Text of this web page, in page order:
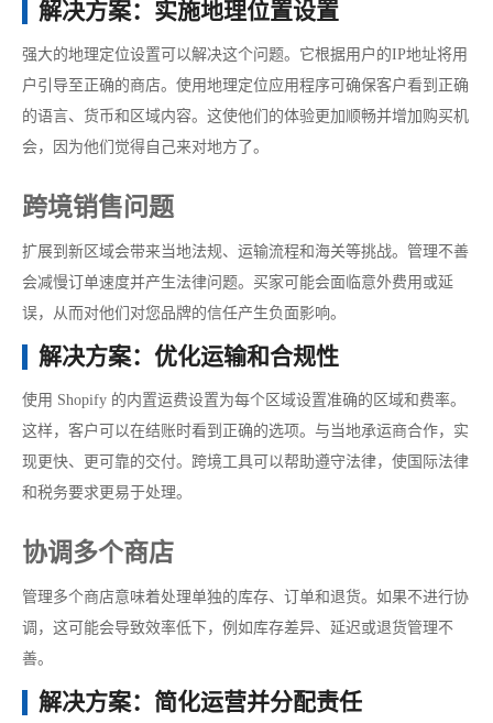
解决方案：实施地理位置设置
强大的地理定位设置可以解决这个问题。它根据用户的IP地址将用
户引导至正确的商店。使用地理定位应用程序可确保客户看到正确
的语言、货币和区域内容。这使他们的体验更加顺畅并增加购买机
会，因为他们觉得自己来对地方了。
跨境销售问题
扩展到新区域会带来当地法规、运输流程和海关等挑战。管理不善
会减慢订单速度并产生法律问题。买家可能会面临意外费用或延
误，从而对他们对您品牌的信任产生负面影响。
解决方案：优化运输和合规性
使用 Shopify 的内置运费设置为每个区域设置准确的区域和费率。
这样，客户可以在结账时看到正确的选项。与当地承运商合作，实
现更快、更可靠的交付。跨境工具可以帮助遵守法律，使国际法律
和税务要求更易于处理。
协调多个商店
管理多个商店意味着处理单独的库存、订单和退货。如果不进行协
调，这可能会导致效率低下，例如库存差异、延迟或退货管理不
善。
解决方案：简化运营并分配责任